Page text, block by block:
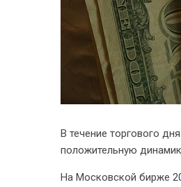
В течение торгового
положительную
На Московской бирже